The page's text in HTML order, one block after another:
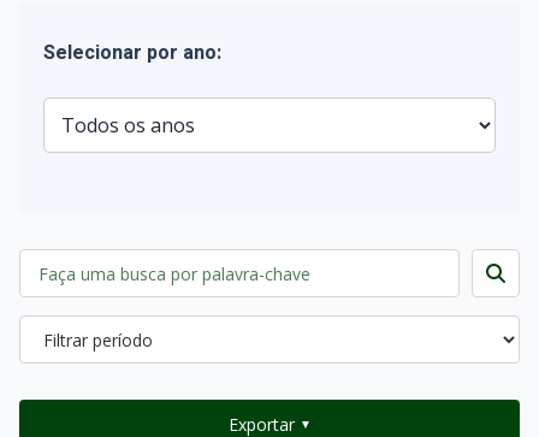
Selecionar por ano:
Exportar ▼